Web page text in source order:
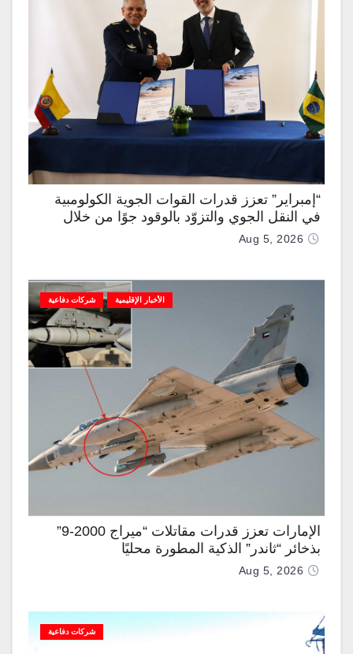
“إمبراير” تعزز قدرات القوات الجوية الكولومبية
في النقل الجوي والتزوّد بالوقود جوًا من خلال
تزويدها بطائرتي “كيه سي-390 ميلينيوم”
Aug 5, 2026
الأخبار الإقليمية شركات دفاعية
الإمارات تعزز قدرات مقاتلات “ميراج 2000-9”
بذخائر “ثاندر” الذكية المطورة محليًا
Aug 5, 2026
شركات دفاعية